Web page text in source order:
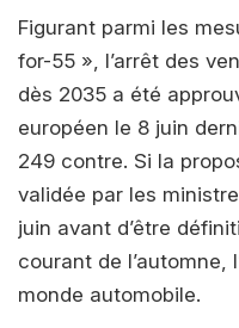
Figurant parmi les
for-55 », l’arrêt des
dès 2035 a été
européen le 8 juin
249 contre. Si la
validée par les
juin avant d’être
courant de l’automne,
monde automobile.